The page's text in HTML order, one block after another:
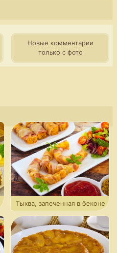
Новые комментарии
только с фото
Тыква, запеченная в беконе